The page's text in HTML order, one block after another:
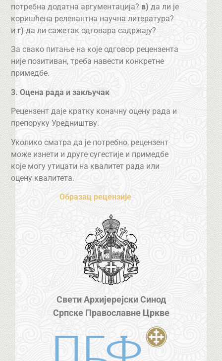
потребна додатна аргументација? в) да ли је
коришћена релевантна научна литература?
иг) да ли сажетак одговара садржају?
За свако питање на које одговор рецензента
није позитиван, треба навести конкретне
примедбе.
3. Оцена рада и закључак
Рецензент даје кратку коначну оцену рада и
препоруку Уредништву.
Уколико сматра да је потребно, рецензент
може изнети и друге сугестије и примедбе
које могу утицати на квалитет рада или
оцену квалитета.
Образац рецензије
Свети Архијерејски Синод
Српске Православне Цркве